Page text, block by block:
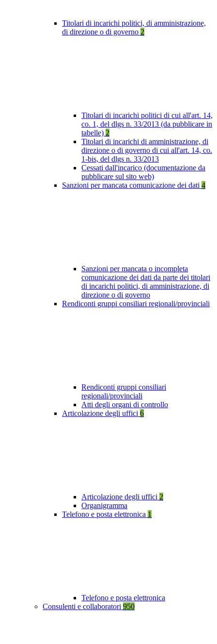
Titolari di incarichi politici, di amministrazione,
di direzione o di governo 2
Titolari di incarichi politici di cui all'art. 14,
co. 1, del dlgs n. 33/2013 (da pubblicare in
tabelle) 2
Titolari di incarichi di amministrazione, di
direzione o di governo di cui all'art. 14, co.
1-bis, del dlgs n. 33/2013
Cessati dall'incarico (documentazione da
pubblicare sul sito web)
Sanzioni per mancata comunicazione dei dati 4
Sanzioni per mancata o incompleta
comunicazione dei dati da parte dei titolari
di incarichi politici, di amministrazione, di
direzione o di governo
Rendiconti gruppi consiliari regionali/provinciali
Rendiconti gruppi consiliari
regionali/provinciali
Atti degli organi di controllo
Articolazione degli uffici 6
Articolazione degli uffici 2
Organigramma
Telefono e posta elettronica 1
Telefono e posta elettronica
Consulenti e collaboratori 950